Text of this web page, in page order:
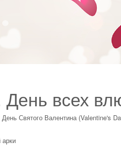
всех
Святого Валентина (Valentine's